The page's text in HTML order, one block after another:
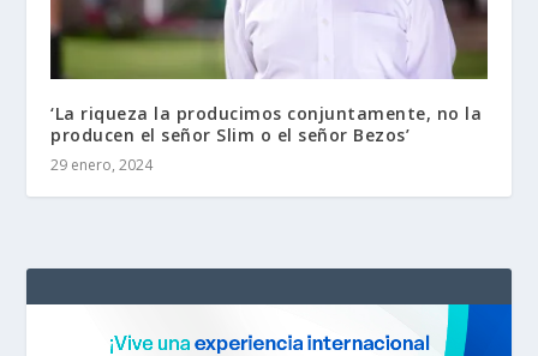
‘La riqueza la producimos conjuntamente, no la
producen el señor Slim o el señor Bezos’
29 enero, 2024